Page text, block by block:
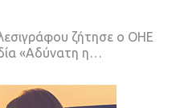
ζήτησε ο ΟΗΕ
«Αδύνατη η…